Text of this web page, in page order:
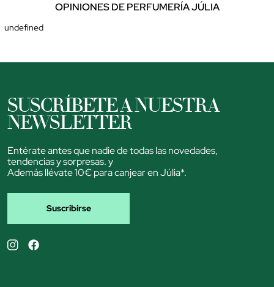
OPINIONES DE PERFUMERÍA JÚLIA
undefined
SUSCRÍBETE A NUESTRA
NEWSLETTER
Entérate antes que nadie de todas las novedades,
tendencias y sorpresas. y
Además llévate 10€ para canjear en Júlia*.
Suscribirse